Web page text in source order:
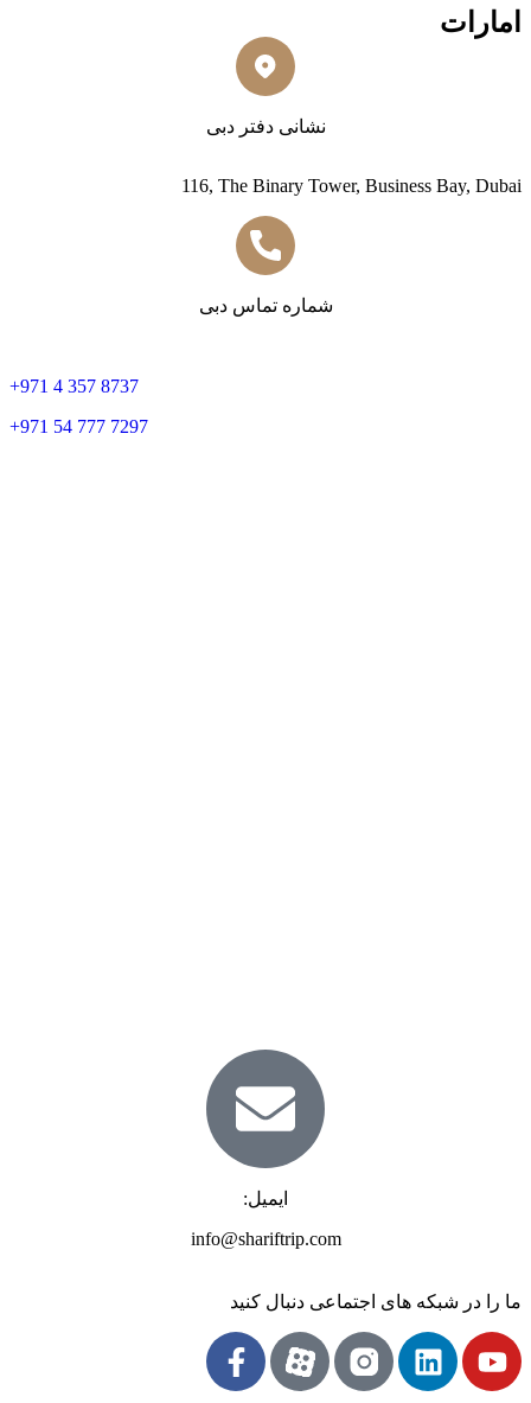
امارات
نشانی دفتر دبی
116, The Binary Tower, Business Bay, Dubai
شماره تماس دبی
+971 4 357 8737
+971 54 777 7297
ایمیل:
info@shariftrip.com
ما را در شبکه های اجتماعی دنبال کنید